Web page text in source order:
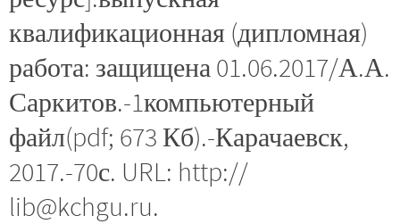
квалификационная (дипломная)
работа: защищена 01.06.2017/А.А.
Саркитов.-1компьютерный
файл(pdf; 673 Кб).-Карачаевск,
2017.-70с. URL: http://
lib@kchgu.ru.